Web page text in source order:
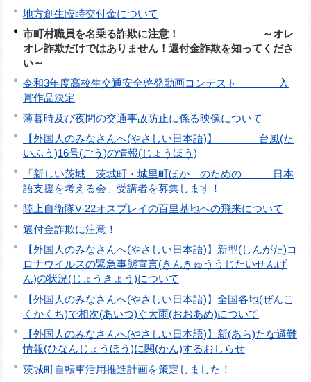
地方創生臨時交付金について
市町村職員を名乗る詐欺に注意！ ～オレ
オレ詐欺だけではありません！還付金詐欺を知ってくださ
い～
令和3年度高校生交通安全啓発動画コンテスト 入
賞作品決定
薄暮時及び夜間の交通事故防止に係る映像について
【外国人のみなさんへ(やさしい日本語)】 台風(た
いふう)16号(ごう)の情報(じょうほう)
「新しい茨城 茨城町・城里町ほか のための 日本
語支援を考える会」受講者を募集します！
陸上自衛隊V-22オスプレイの百里基地への飛来について
還付金詐欺に注意！
【外国人のみなさんへ(やさしい日本語)】新型(しんがた)コ
ロナウイルスの緊急事態宣言(きんきゅううじたいせんげ
ん)の状況(じょうきょう)について
【外国人のみなさんへ(やさしい日本語)】全国各地(ぜんこ
くかくち)で相次(あいつ)ぐ大雨(おおあめ)について
【外国人のみなさんへ(やさしい日本語)】新(あら)たな避難
情報(ひなんじょうほう)に関(かん)するおしらせ
茨城町自転車活用推進計画を策定しました！